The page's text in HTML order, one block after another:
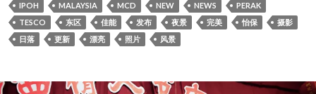
IPOH
MALAYSIA MCD NEW NEWS
PERAK
TESCO
东区 佳能 发布 夜景 完美 怡保
摄影
日落
更新 漂亮 照片 风景